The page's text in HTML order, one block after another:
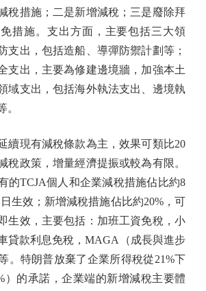
稅措施；二是新增減稅；三是廢除拜
措施。支出方面，主要包括三大領
支出，包括造船、導彈防禦計劃等；
支出，主要為修建邊境牆，加強本土
域支出，包括海外執法支出、邊境執
。
現有減稅條款為主，效果可類比20
稅政策，增量經濟提振或較為有限。
的TCJA個人和企業減稅措施佔比約8
生效；新增減稅措施佔比約20%，可
生效，主要包括：加班工資免稅，小
貸款利息免稅，MAGA（成長與進步
。特朗普放棄了企業所得稅從21%下
）的承諾，企業端的新增減稅主要體